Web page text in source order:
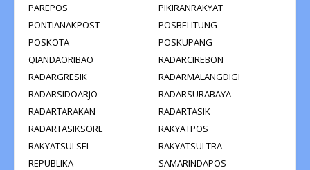
PAREPOS
PIKIRANRAKYAT
PONTIANAKPOST
POSBELITUNG
POSKOTA
POSKUPANG
QIANDAORIBAO
RADARCIREBON
RADARGRESIK
RADARMALANGDIGI
RADARSIDOARJO
RADARSURABAYA
RADARTARAKAN
RADARTASIK
RADARTASIKSORE
RAKYATPOS
RAKYATSULSEL
RAKYATSULTRA
REPUBLIKA
SAMARINDAPOS